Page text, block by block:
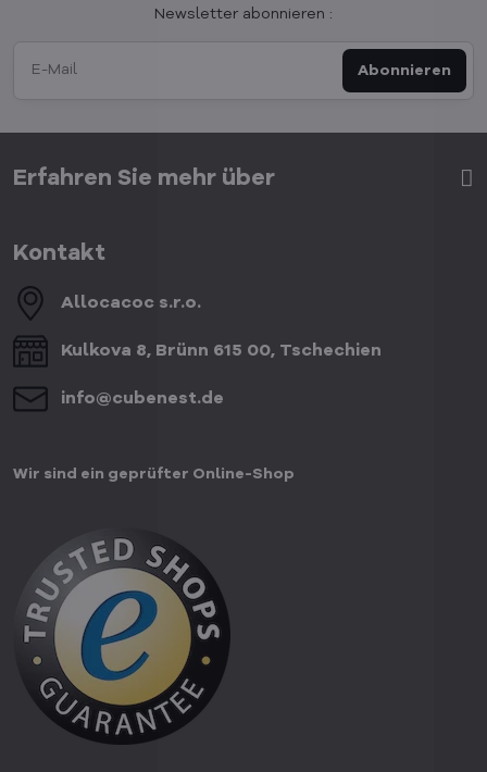
Newsletter abonnieren :
Abonnieren
Erfahren Sie mehr über
Kontakt
Allocacoc s​.r​.o​.
Kulkova 8, Brünn 615 00, Tschechien
info​@cubenest​.de
Wir sind ein geprüfter Online-Shop